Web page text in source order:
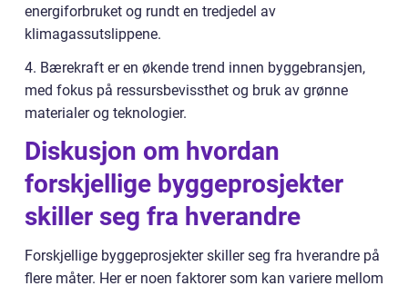
energiforbruket og rundt en tredjedel av
klimagassutslippene.
4. Bærekraft er en økende trend innen byggebransjen,
med fokus på ressursbevissthet og bruk av grønne
materialer og teknologier.
Diskusjon om hvordan
forskjellige byggeprosjekter
skiller seg fra hverandre
Forskjellige byggeprosjekter skiller seg fra hverandre på
flere måter. Her er noen faktorer som kan variere mellom